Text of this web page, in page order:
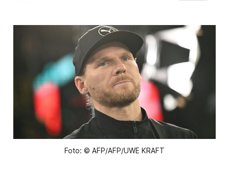
Foto: © AFP/AFP/UWE KRAFT